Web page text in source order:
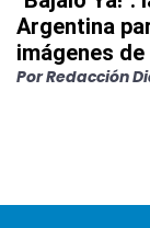
Argentina
imágenes
PorRedacción